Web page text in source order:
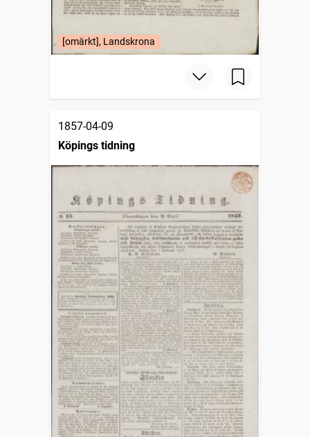
[omärkt], Landskrona
1857-04-09
Köpings tidning